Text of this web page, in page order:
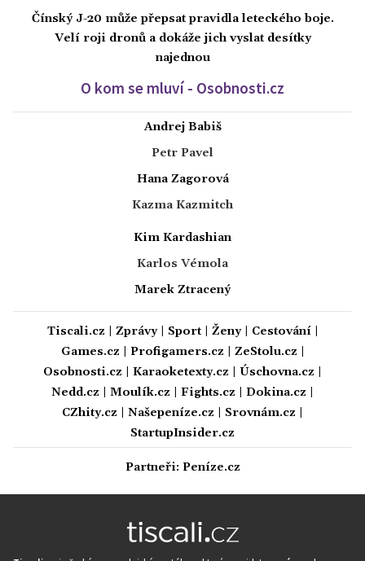
Čínský J-20 může přepsat pravidla leteckého boje.
Velí roji dronů a dokáže jich vyslat desítky
najednou
O kom se mluví - Osobnosti.cz
Andrej Babiš
Petr Pavel
Hana Zagorová
Kazma Kazmitch
Kim Kardashian
Karlos Vémola
Marek Ztracený
Tiscali.cz Zprávy| Sport| Ženy| Cestování|
Games.cz
Profigamers.cz ZeStolu.cz
Osobnosti.cz
Karaoketexty.cz Úschovna.cz
Nedd.cz
Moulík.cz Fights.cz Dokina.cz
CZhity.cz
Našepeníze.cz Srovnám.cz
StartupInsider.cz
Partneři: Peníze.cz